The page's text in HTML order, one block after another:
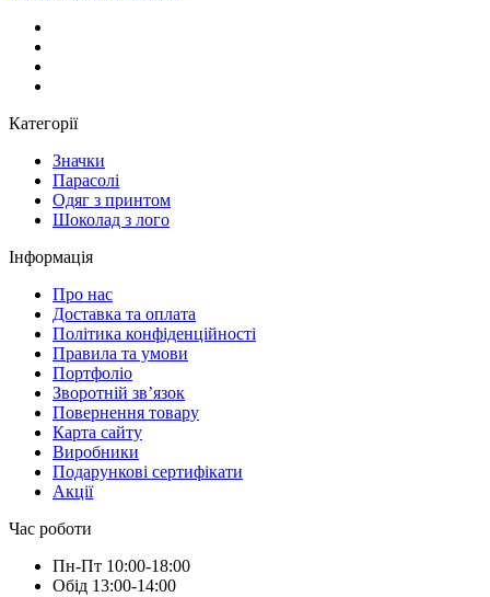
Категорії
Значки
Парасолі
Одяг з принтом
Шоколад з лого
Інформація
Про нас
Доставка та оплата
Політика конфіденційності
Правила та умови
Портфоліо
Зворотній зв’язок
Повернення товару
Карта сайту
Виробники
Подарункові сертифікати
Акції
Час роботи
Пн-Пт 10:00-18:00
Обід 13:00-14:00